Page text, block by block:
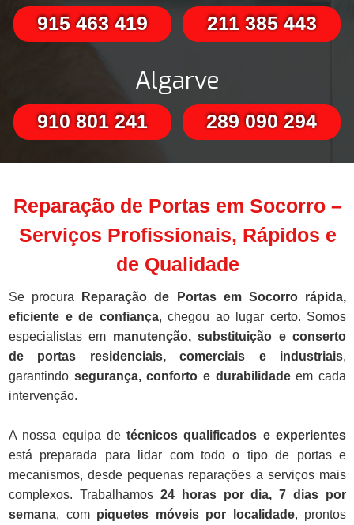
915 463 419 211 385 443
Algarve
910 801 241 289 090 294
Reparação de Portas em Socorro –
Serviços Profissionais, Rápidos e
de Qualidade
Se procura
Reparação de Portas em Socorro rápida,
eficiente e de confiança, chegou ao lugar certo. Somos
especialistas em manutenção, substituição e conserto
de portas residenciais, comerciais e industriais,
garantindo segurança, conforto e durabilidadeem cada
intervenção.
A nossa equipa detécnicos qualificados e experientes
está preparada para lidar com todo o tipo de portas e
mecanismos, desde pequenas reparações a serviços mais
complexos. Trabalhamos 24 horas por dia, 7 dias por
semana, com piquetes móveis por localidade, prontos